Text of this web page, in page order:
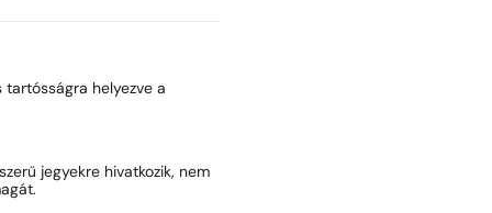
helyezve a
jegyekre hivatkozik, nem